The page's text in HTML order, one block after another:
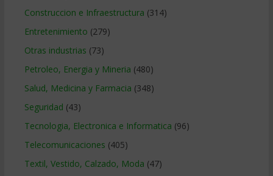
Construccion e Infraestructura (314)
Entretenimiento (279)
Otras industrias (73)
Petroleo, Energia y Mineria (480)
Salud, Medicina y Farmacia (348)
Seguridad (43)
Tecnologia, Electronica e Informatica (96)
Telecomunicaciones (405)
Textil, Vestido, Calzado, Moda (47)